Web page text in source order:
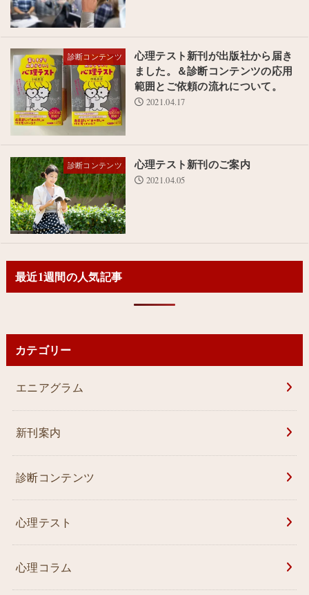
診断コンテンツ
心理テスト新刊が出版社から届き
ました。＆診断コンテンツの応用
範囲とご依頼の流れについて。
2021.04.17
診断コンテンツ 心理テスト新刊のご案内
2021.04.05
最近1週間の人気記事
カテゴリー
エニアグラム
新刊案内
診断コンテンツ
心理テスト
心理コラム